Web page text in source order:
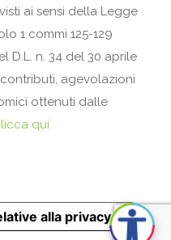
ai sensi della Legge
1 commi 125-129
D.L. n. 34 del 30 aprile
agevolazioni
ottenuti dalle
qui
alla privacy